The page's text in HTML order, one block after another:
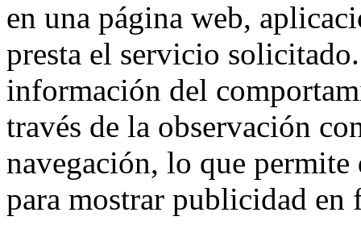
en una página web,
presta el servicio
información del
través de la observación
navegación, lo que
para mostrar publicidad